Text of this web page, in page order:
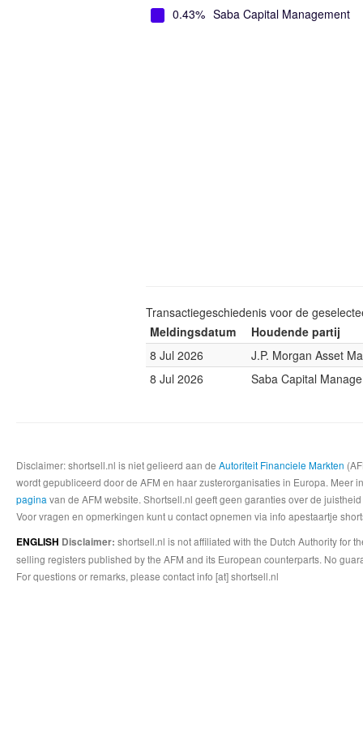
0.43% Saba Capital Management
Transactiegeschiedenis voor de
Meldingsdatum
Houdende partij
8 Jul 2026
J.P. Morgan Asset
8 Jul 2026
Saba Capital
Disclaimer: shortsell.nl is niet gelieerd aan de Autoriteit Financiele Markten
wordt gepubliceerd door de AFM en haar zusterorganisaties in Europa.
pagina van de AFM website. Shortsell.nl geeft geen garanties over de
Voor vragen en opmerkingen kunt u contact opnemen via info apestaartje
ENGLISH Disclaimer: shortsell.nl is not affiliated with the Dutch Authority for
selling registers published by the AFM and its European counterparts. No
For questions or remarks, please contact info [at] shortsell.nl